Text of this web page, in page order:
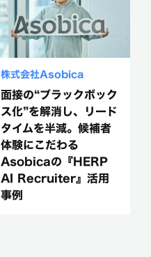
株式会社Asobica
面接の“ブラックボック
ス化”を解消し、リード
タイムを半減。候補者
体験にこだわる
Asobicaの『HERP
AI Recruiter』活用
事例